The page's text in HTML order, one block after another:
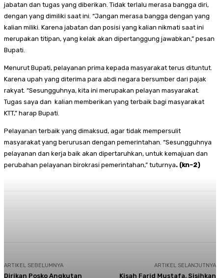
jabatan dan tugas yang diberikan. Tidak terlalu merasa bangga diri,
dengan yang dimiliki saat ini. “Jangan merasa bangga dengan yang
kalian miliki. Karena jabatan dan posisi yang kalian nikmati saat ini
merupakan titipan, yang kelak akan dipertanggung jawabkan,” pesan
Bupati.
Menurut Bupati, pelayanan prima kepada masyarakat terus dituntut.
Karena upah yang diterima para abdi negara bersumber dari pajak
rakyat. “Sesungguhnya, kita ini merupakan pelayan masyarakat.
Tugas saya dan kalian memberikan yang terbaik bagi masyarakat
KTT,” harap Bupati.
Pelayanan terbaik yang dimaksud, agar tidak mempersulit
masyarakat yang berurusan dengan pemerintahan. “Sesungguhnya
pelayanan dan kerja baik akan dipertaruhkan, untuk kemajuan dan
perubahan pelayanan birokrasi pemerintahan,” tuturnya. (kn-2)
ARTIKEL SEBELUMNYA
Dirikan Posko Angkutan
ARTIKEL SELANJUTNYA
Kisah Farid Mustafa, Sisihkan